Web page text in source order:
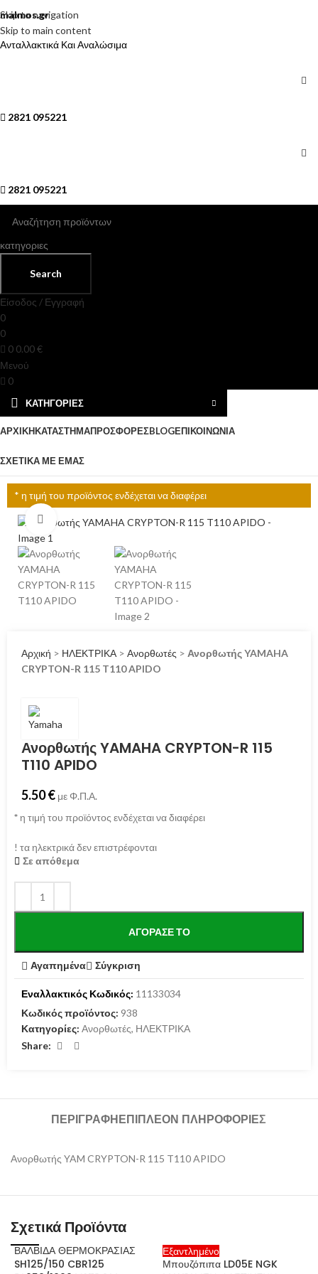
Skip to navigation
Skip to main content
malmos.gr
Ανταλλακτικά Και Αναλώσιμα
2821 095221
2821 095221
κατηγοριες
Search
Είσοδος / Εγγραφή
0
0
0 0.00€
Μενού
0
ΚΑΤΗΓΟΡΊΕΣ
ΑΡΧΙΚΉΚΑΤΆΣΤΗΜΑΠΡΟΣΦΟΡΈΣBLOGΕΠΙΚΟΙΝΩΝΊΑ
ΣΧΕΤΙΚΆ ΜΕ ΕΜΆΣ
* η τιμή του προϊόντος ενδέχεται να διαφέρει
Click to enlarge
Αρχική > ΗΛΕΚΤΡΙΚΑ > Ανορθωτές > Ανορθωτής YAMAHA
CRYPTON-R 115 T110 APIDO
Ανορθωτής YAMAHA CRYPTON-R 115
T110 APIDO
5.50€ με Φ.Π.Α.
*η τιμή του προϊόντος ενδέχεται να διαφέρει
! τα ηλεκτρικά δεν επιστρέφονται
Σε απόθεμα
ΑΓΌΡΑΣΕ ΤΟ
Αγαπημένα Σύγκριση
Εναλλακτικός Κωδικός: 11133034
Κωδικός προϊόντος: 938
Κατηγορίες: Ανορθωτές, ΗΛΕΚΤΡΙΚΑ
Share:
ΠΕΡΙΓΡΑΦΉΕΠΙΠΛΈΟΝ ΠΛΗΡΟΦΟΡΊΕΣ
Ανορθωτής YAM CRYPTON-R 115 T110 APIDO
Σχετικά Προϊόντα
ΒΑΛΒΙΔΑ ΘΕΡΜΟΚΡΑΣΙΑΣ
SH125/150 CBR125
Εξαντλημένο
Μπουζόπιπα LD05E NGK